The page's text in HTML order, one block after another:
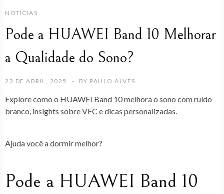
NOTÍCIAS
Pode a HUAWEI Band 10 Melhorar
a Qualidade do Sono?
23 DE ABRIL, 2025 BY PAULO ALVES
Explore como o HUAWEI Band 10 melhora o sono com ruído
branco, insights sobre VFC e dicas personalizadas.
Ajuda você a dormir melhor?
Pode a HUAWEI Band 10